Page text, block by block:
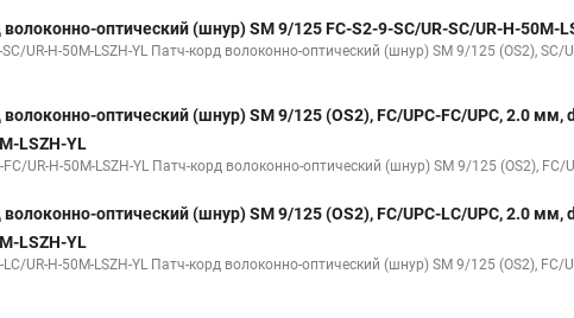
оптический (шнур) SM 9/125 FC-S2-9-SC/UR-SC/UR-H-50M-
SC/UR-H-50M-LSZH-YL Патч-корд волоконно-оптический (шнур) SM 9/125 (OS2), SC/
оптический (шнур) SM 9/125 (OS2), FC/UPC-FC/UPC, 2.0 мм,
LSZH-YL
FC/UR-H-50M-LSZH-YL Патч-корд волоконно-оптический (шнур) SM 9/125 (OS2), FC/
оптический (шнур) SM 9/125 (OS2), FC/UPC-LC/UPC, 2.0 мм,
LSZH-YL
LC/UR-H-50M-LSZH-YL Патч-корд волоконно-оптический (шнур) SM 9/125 (OS2), FC/